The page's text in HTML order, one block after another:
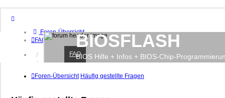
Foren-Übersicht
FAQ
Anmelden
Registrieren
BIOSFLASH
BIOS Hilfe + Infos + BIOS-Chip-
FAQ
Foren-Übersicht Häufig gestellte Fragen